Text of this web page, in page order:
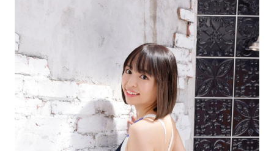
ショッピング その他